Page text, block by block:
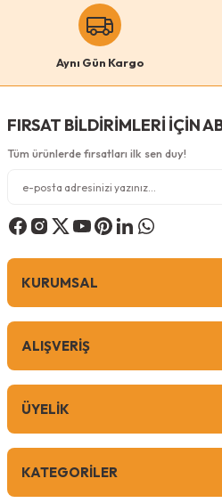
Aynı Gün Kargo
FIRSAT BİLDİRİMLERİ İÇİN
Tüm ürünlerde fırsatları ilk sen duy!
KURUMSAL
ALIŞVERİŞ
ÜYELİK
KATEGORİLER